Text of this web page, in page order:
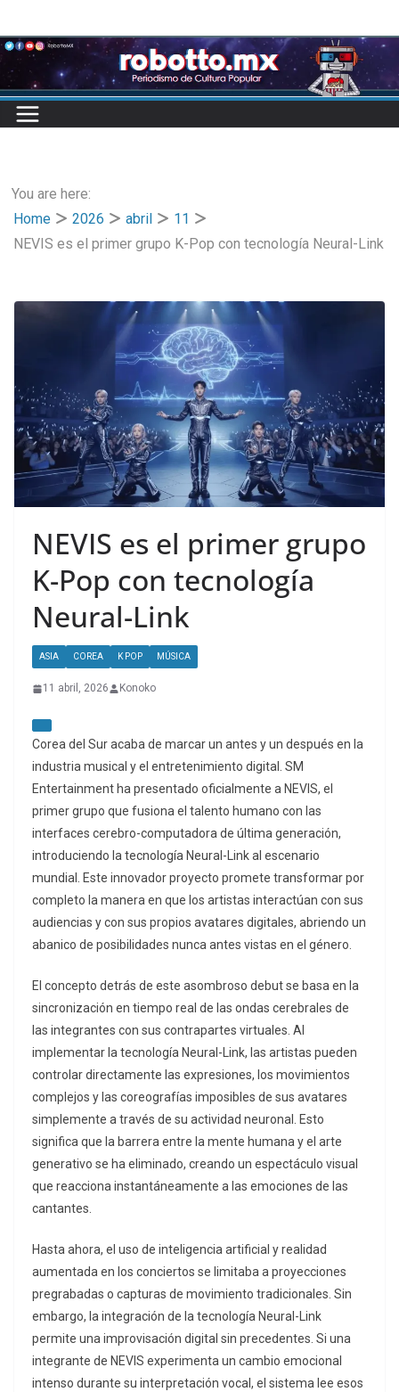
to
content
You are here:
Home
2026 abril
11
NEVIS es el primer grupo K-Pop con tecnología Neural-Link
NEVIS es el primer grupo
K-Pop con tecnología
Neural-Link
ASIA COREA K POP MÚSICA
11 abril, 2026 Konoko
Corea del Sur acaba de marcar un antes y un después en la
industria musical y el entretenimiento digital. SM
Entertainment ha presentado oficialmente a NEVIS, el
primer grupo que fusiona el talento humano con las
interfaces cerebro-computadora de última generación,
introduciendo la tecnología Neural-Link al escenario
mundial. Este innovador proyecto promete transformar por
completo la manera en que los artistas interactúan con sus
audiencias y con sus propios avatares digitales, abriendo un
abanico de posibilidades nunca antes vistas en el género.
El concepto detrás de este asombroso debut se basa en la
sincronización en tiempo real de las ondas cerebrales de
las integrantes con sus contrapartes virtuales. Al
implementar la tecnología Neural-Link, las artistas pueden
controlar directamente las expresiones, los movimientos
complejos y las coreografías imposibles de sus avatares
simplemente a través de su actividad neuronal. Esto
significa que la barrera entre la mente humana y el arte
generativo se ha eliminado, creando un espectáculo visual
que reacciona instantáneamente a las emociones de las
cantantes.
Hasta ahora, el uso de inteligencia artificial y realidad
aumentada en los conciertos se limitaba a proyecciones
pregrabadas o capturas de movimiento tradicionales. Sin
embargo, la integración de la tecnología Neural-Link
permite una improvisación digital sin precedentes. Si una
integrante de NEVIS experimenta un cambio emocional
intenso durante su interpretación vocal, el sistema lee esos